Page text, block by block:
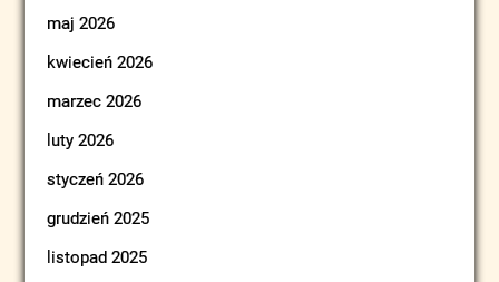
maj 2026
kwiecień 2026
marzec 2026
luty 2026
styczeń 2026
grudzień 2025
listopad 2025